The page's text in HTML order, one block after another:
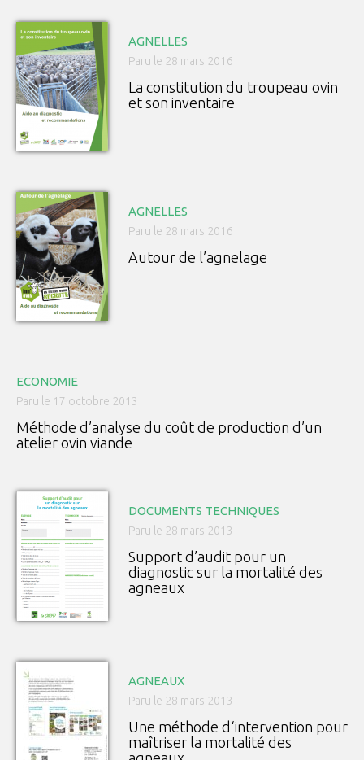
AGNELLES
Paru le 28 mars 2016
La constitution du troupeau ovin
et son inventaire
AGNELLES
Paru le 28 mars 2016
Autour de l’agnelage
ECONOMIE
Paru le 17 octobre 2013
Méthode d’analyse du coût de production d’un
atelier ovin viande
DOCUMENTS TECHNIQUES
Paru le 28 mars 2013
Support d’audit pour un
diagnostic sur la mortalité des
agneaux
AGNEAUX
Paru le 28 mars 2013
Une méthode d‘intervention pour
maîtriser la mortalité des